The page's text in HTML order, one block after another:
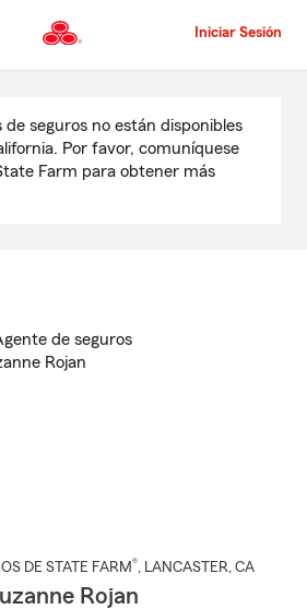
al
principal
Iniciar Sesión
seguros no están disponibles
Por favor, comuníquese
Farm para obtener más
DE STATE FARM®, LANCASTER, CA
Rojan